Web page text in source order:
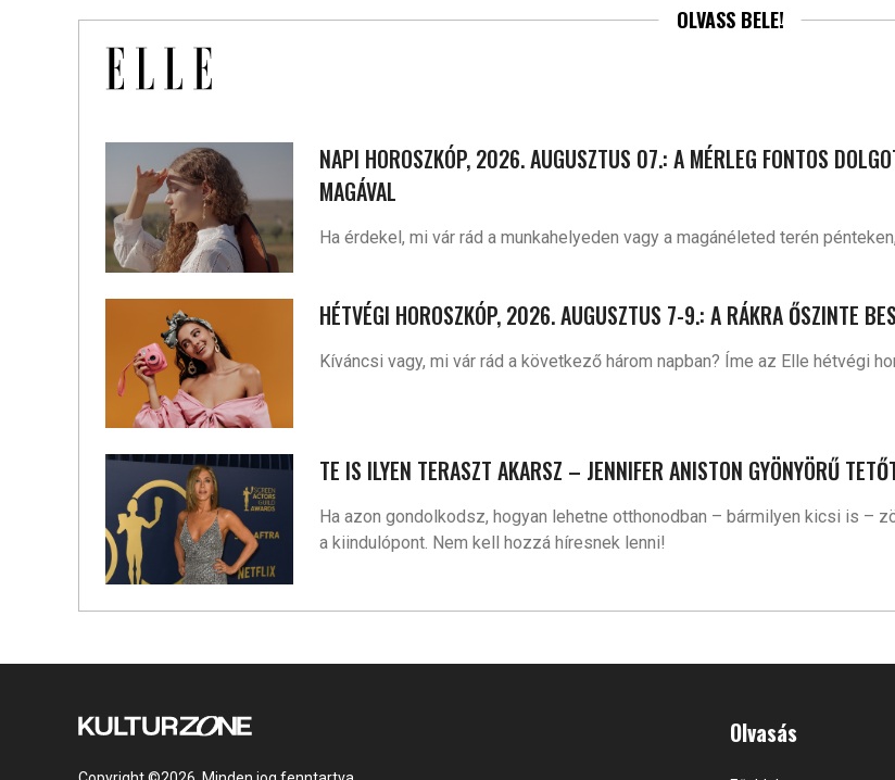
OLVASS BELE!
NAPI HOROSZKÓP, 2026. AUGUSZTUS 07.: A MÉRLEG FONTOS
MAGÁVAL
Ha érdekel, mi vár rád a munkahelyeden vagy a magánéleted terén
HÉTVÉGI HOROSZKÓP, 2026. AUGUSZTUS 7-9.: A RÁKRA ŐSZINTE
Kíváncsi vagy, mi vár rád a következő három napban? Íme az Elle hétvégi
TE IS ILYEN TERASZT AKARSZ – JENNIFER ANISTON GYÖNYÖRŰ
Ha azon gondolkodsz, hogyan lehetne otthonodban – bármilyen kicsi is –
a kiindulópont. Nem kell hozzá híresnek lenni!
Olvasás